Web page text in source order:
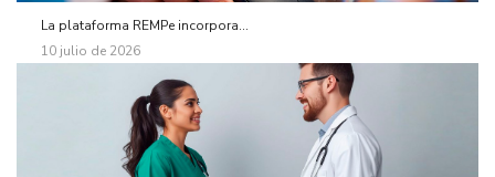
La plataforma REMPe incorpora...
10 julio de 2026